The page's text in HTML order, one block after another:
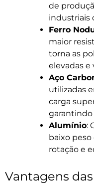
de
industriais
Ferro
maior
torna as
elevadas e
Aço
utilizadas
carga
garantindo
Alumínio:
baixo
rotação e
Vantagens